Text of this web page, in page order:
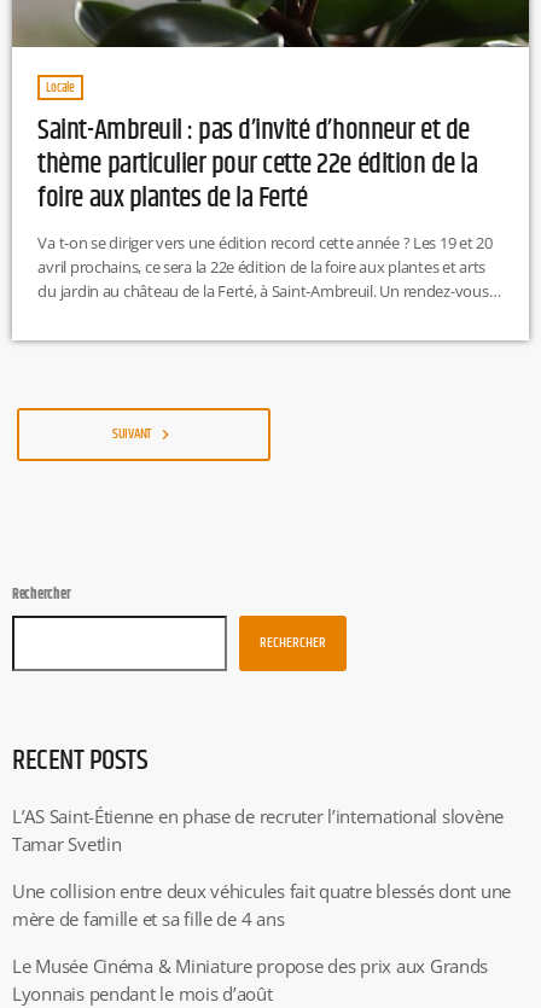
Locale
Saint-Ambreuil : pas d’invité d’honneur et de
thème particulier pour cette 22e édition de la
foire aux plantes de la Ferté
Va t-on se diriger vers une édition record cette année ? Les 19 et 20
avril prochains, ce sera la 22e édition de la foire aux plantes et arts
du jardin au château de la Ferté, à Saint-Ambreuil. Un rendez-vous
personnes l’an dernier. À noter que pour cette année, il n’y aura pas
SUIVANT navigate_next
Rechercher
RECHERCHER
RECENT POSTS
L’AS Saint-Étienne en phase de recruter l’international slovène
Tamar Svetlin
Une collision entre deux véhicules fait quatre blessés dont une
mère de famille et sa fille de 4 ans
Le Musée Cinéma & Miniature propose des prix aux Grands
Lyonnais pendant le mois d’août